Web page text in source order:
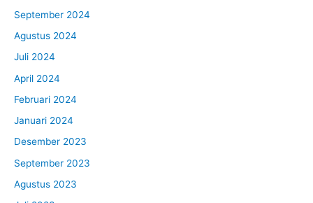
September 2024
Agustus 2024
Juli 2024
April 2024
Februari 2024
Januari 2024
Desember 2023
September 2023
Agustus 2023